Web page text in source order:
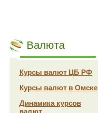
Валюта
Курсы валют ЦБ РФ
Курсы валют в Омске
Динамика курсов
валют